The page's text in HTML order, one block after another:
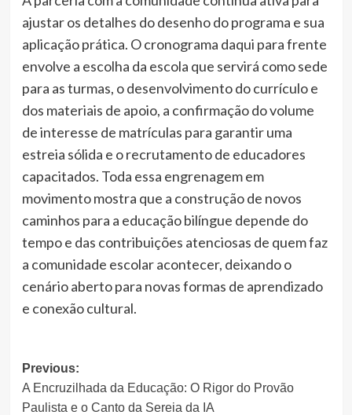
ajustar os detalhes do desenho do programa e sua
aplicação prática. O cronograma daqui para frente
envolve a escolha da escola que servirá como sede
para as turmas, o desenvolvimento do currículo e
dos materiais de apoio, a confirmação do volume
de interesse de matrículas para garantir uma
estreia sólida e o recrutamento de educadores
capacitados. Toda essa engrenagem em
movimento mostra que a construção de novos
caminhos para a educação bilíngue depende do
tempo e das contribuições atenciosas de quem faz
a comunidade escolar acontecer, deixando o
cenário aberto para novas formas de aprendizado
e conexão cultural.
Post
navigation
Previous:
A Encruzilhada da Educação: O Rigor do Provão
Paulista e o Canto da Sereia da IA